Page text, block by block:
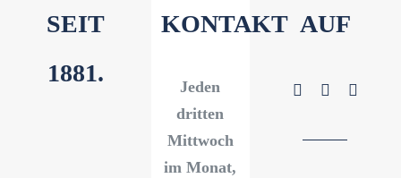
SEIT
1881.
KONTAKT
Jeden
dritten
Mittwoch
im Monat,
AUF